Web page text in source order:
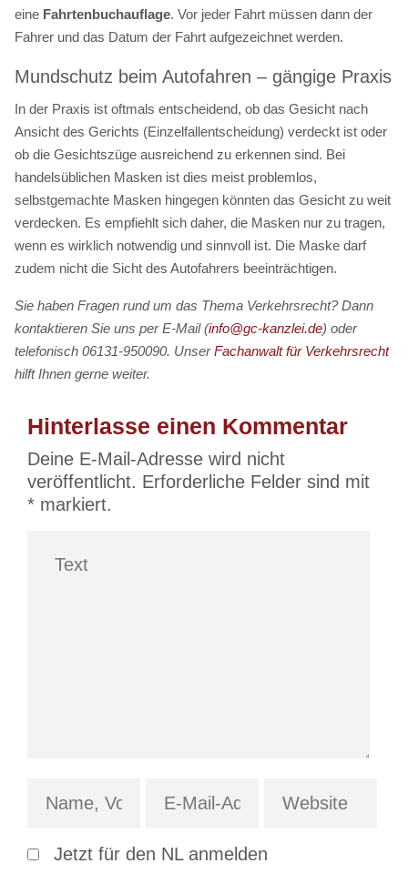
eine Fahrtenbuchauflage. Vor jeder Fahrt müssen dann der
Fahrer und das Datum der Fahrt aufgezeichnet werden.
Mundschutz beim Autofahren – gängige Praxis
In der Praxis ist oftmals entscheidend, ob das Gesicht nach
Ansicht des Gerichts (Einzelfallentscheidung) verdeckt ist oder
ob die Gesichtszüge ausreichend zu erkennen sind. Bei
handelsüblichen Masken ist dies meist problemlos,
selbstgemachte Masken hingegen könnten das Gesicht zu weit
verdecken. Es empfiehlt sich daher, die Masken nur zu tragen,
wenn es wirklich notwendig und sinnvoll ist. Die Maske darf
zudem nicht die Sicht des Autofahrers beeinträchtigen.
Sie haben Fragen rund um das Thema Verkehrsrecht? Dann
kontaktieren Sie uns per E-Mail (info@gc-kanzlei.de) oder
telefonisch 06131-950090. UnserFachanwalt für Verkehrsrecht
hilft Ihnen gerne weiter.
Hinterlasse einen Kommentar
Deine E-Mail-Adresse wird nicht
veröffentlicht. Erforderliche Felder sind mit
* markiert.
Jetzt für den NL anmelden